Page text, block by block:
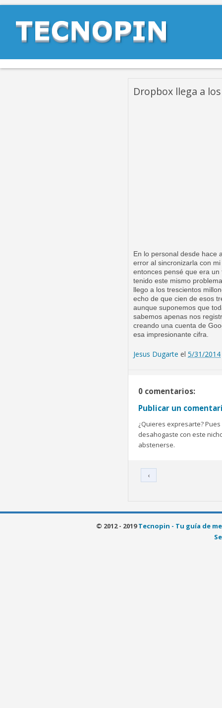
Dropbox llega a
En lo personal desde hace
error al sincronizarla con
entonces pensé que era
tenido este mismo
llego a los trescientos
echo de que cien de esos
aunque suponemos que
sabemos apenas nos
creando una cuenta de
esa impresionante cifra.
Jesus Dugarte el 5/31/2014
0 comentarios:
Publicar un
¿Quieres expresarte?
desahogaste con este
abstenerse.
‹
© 2012 - 2019Tecnopin - Tu guía de